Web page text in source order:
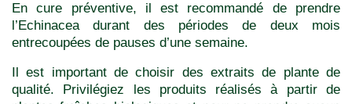
En cure préventive, il est recommandé de prendre
l’Echinacea durant des périodes de deux mois
entrecoupées de pauses d’une semaine.
Il est important de choisir des extraits de plante de
qualité. Privilégiez les produits réalisés à partir de